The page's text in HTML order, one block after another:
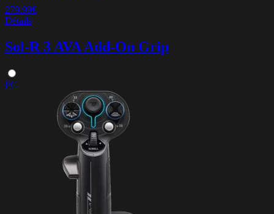
279.99€
Détails
Sol-R 3 AVA Add-On Grip
PC